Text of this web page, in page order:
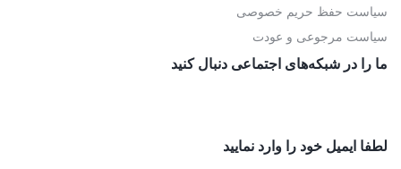
سیاست حفظ حریم خصوصی
سیاست مرجوعی و عودت
ما را در شبکه‌های اجتماعی دنبال کنید
لطفا ایمیل خود را وارد نمایید